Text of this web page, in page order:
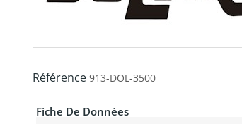
Référence 913-DOL-3500
Fiche De Données